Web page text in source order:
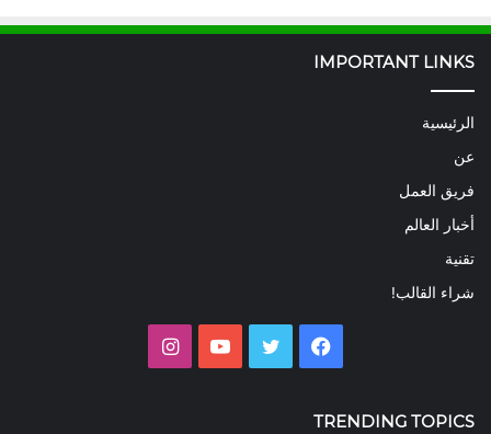
IMPORTANT LINKS
الرئيسية
عن
فريق العمل
أخبار العالم
تقنية
شراء القالب!
فيسبوك تويتر يوتيوب
TRENDING TOPICS